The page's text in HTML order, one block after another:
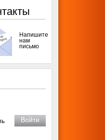
Напишите
нам
письмо